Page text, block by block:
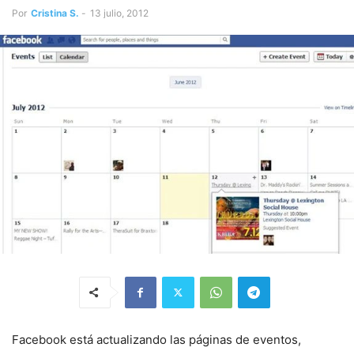
Por Cristina S. - 13 julio, 2012
Facebook está actualizando las páginas de eventos,